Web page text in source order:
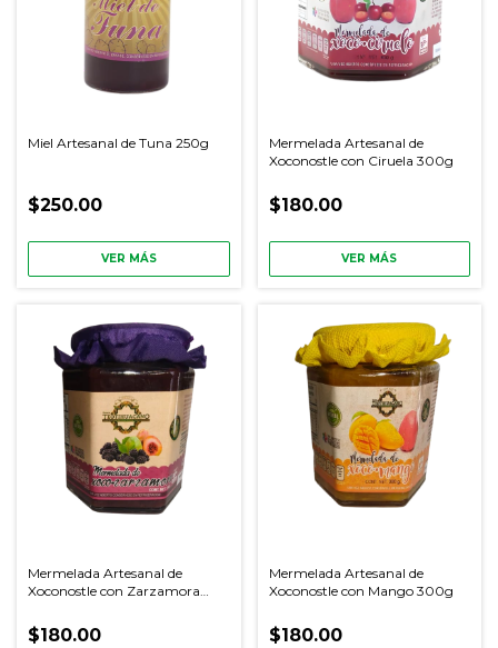
Miel Artesanal de Tuna 250g
$250.00
VER MÁS
Mermelada Artesanal de
Xoconostle con Ciruela 300g
$180.00
VER MÁS
Mermelada Artesanal de
Xoconostle con Zarzamora
$180.00
Mermelada Artesanal de
Xoconostle con Mango 300g
$180.00